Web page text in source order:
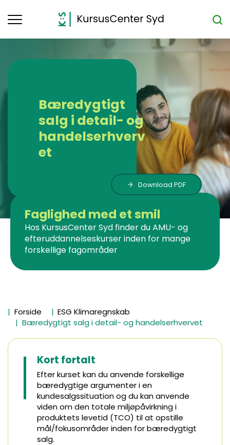
Toggle
Faglighed med et smil
Hos KursusCenter Syd finder du AMU- og
efteruddannelseskurser inden for mange
forskellige fagområder
Bæredygtigt
salg i detail- og
handelserhverv
et
Download PDF
Forside
ESG Klimaregnskab
Bæredygtigt salg i detail- og handelserhvervet
Kort fortalt
Efter kurset kan du anvende forskellige
bæredygtige argumenter i en
kundesalgssituation og du kan anvende
viden om den totale miljøpåvirkning i
produktets levetid (TCO) til at opstille
mål/fokusområder inden for bæredygtigt
salg.